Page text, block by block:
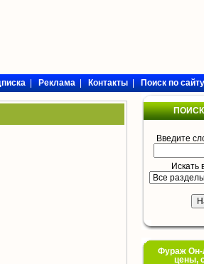
|Реклама|Контакты|Поиск по сайту
Введите
Искать
Фураж Он-
цены,